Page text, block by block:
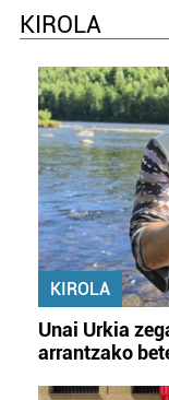
KIROLA
KIROLA
Unai Urkia
arrantzako